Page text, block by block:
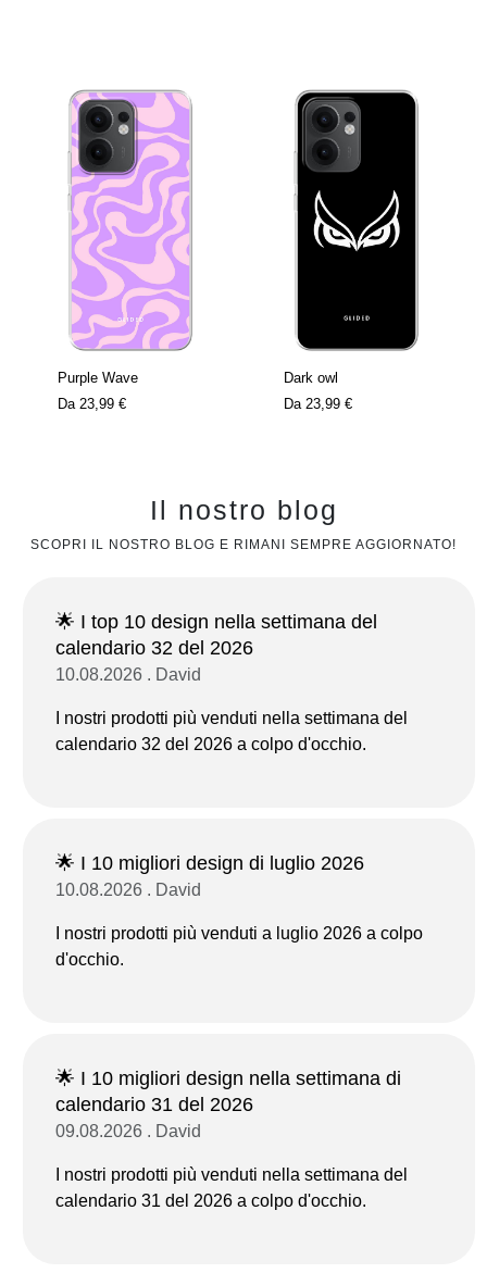
Purple Wave
Da 23,99 €
Dark owl
Da 23,99 €
Il nostro blog
SCOPRI IL NOSTRO BLOG E RIMANI SEMPRE AGGIORNATO!
🌟 I top 10 design nella settimana del
calendario 32 del 2026
10.08.2026 . David
I nostri prodotti più venduti nella settimana del
calendario 32 del 2026 a colpo d'occhio.
🌟 I 10 migliori design di luglio 2026
10.08.2026 . David
I nostri prodotti più venduti a luglio 2026 a colpo
d'occhio.
🌟 I 10 migliori design nella settimana di
calendario 31 del 2026
09.08.2026 . David
I nostri prodotti più venduti nella settimana del
calendario 31 del 2026 a colpo d'occhio.